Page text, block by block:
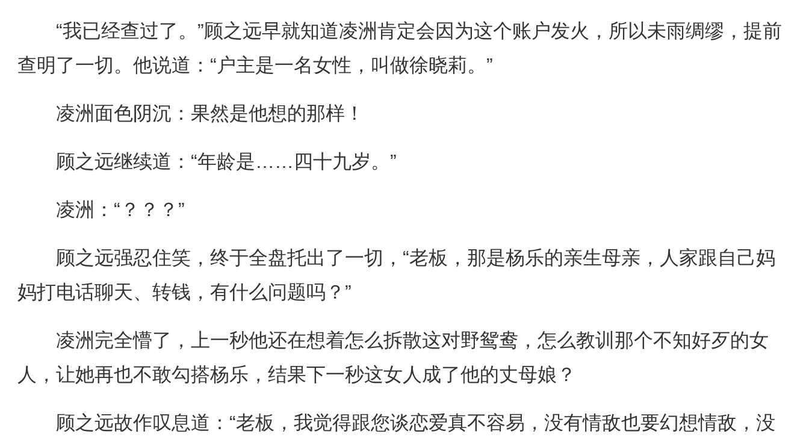
“我已经查过了。”顾之远早就知道凌洲肯定会因为这个账户发火，所以未雨绸缪，提前
查明了一切。他说道：“户主是一名女性，叫做徐晓莉。”
凌洲面色阴沉：果然是他想的那样！
顾之远继续道：“年龄是……四十九岁。”
凌洲：“？？？”
顾之远强忍住笑，终于全盘托出了一切，“老板，那是杨乐的亲生母亲，人家跟自己妈
妈打电话聊天、转钱，有什么问题吗？”
凌洲完全懵了，上一秒他还在想着怎么拆散这对野鸳鸯，怎么教训那个不知好歹的女
人，让她再也不敢勾搭杨乐，结果下一秒这女人成了他的丈母娘？
顾之远故作叹息道：“老板，我觉得跟您谈恋爱真不容易，没有情敌也要幻想情敌，没